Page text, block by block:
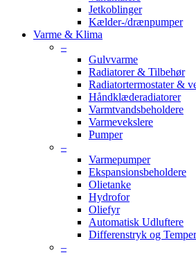
Jetkoblinger
Kælder-/drænpumper
Varme & Klima
–
Gulvvarme
Radiatorer & Tilbehør
Radiatortermostater &
Håndklæderadiatorer
Varmtvandsbeholdere
Varmevekslere
Pumper
–
Varmepumper
Ekspansionsbeholdere
Olietanke
Hydrofor
Oliefyr
Automatisk Udluftere
Differenstryk og
–